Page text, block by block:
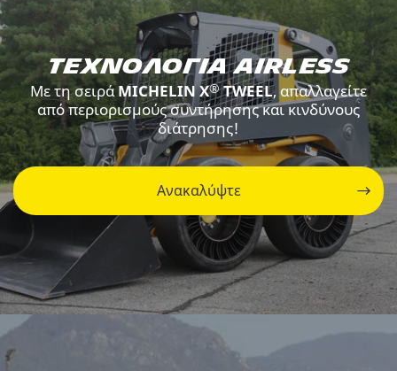
Τεχνολογία Airless
Με τη σειράMICHELIN X®TWEEL, απαλλαγείτε
από περιορισμούς συντήρησης και κινδύνους
διάτρησης!
Ανακαλύψτε